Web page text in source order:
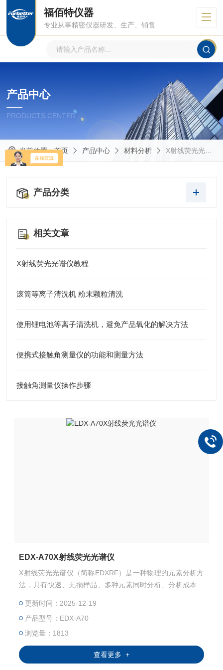
福佰特仪器
专业从事精密仪器研发、生产、销售
产品中心
PRODUCTS CENTER
当前位置：首页 产品中心 材料分析 X射线荧光光谱仪
产品分类
相关文章
X射线荧光光谱仪教程
滚筒等离子清洗机 粉末颗粒清洗
使用锂电池等离子清洗机，避免产品氧化的解决方法
便携式接触角测量仪的功能和测量方法
接触角测量仪操作步骤
EDX-A70X射线荧光光谱仪
X射线荧光光谱仪（简称EDXRF）是一种物理的元素分析方
法，具有快速、无损样品、多种元素同时分析、分析成本低
更新时间：2025-12-19
产品型号：EDX-A70
浏览量：1813
查看更多 +